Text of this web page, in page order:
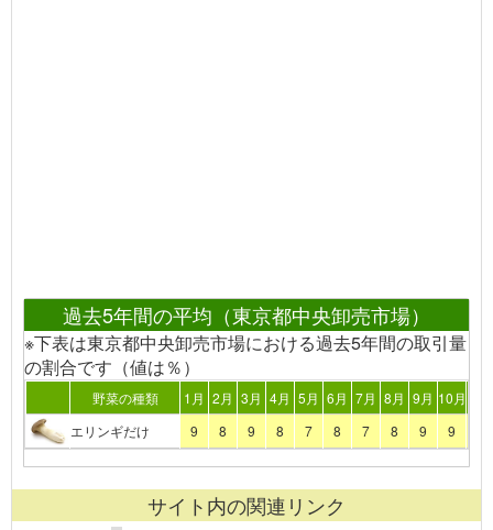
過去5年間の平均（東京都中央卸売市場）
※下表は東京都中央卸売市場における過去5年間の取引量
の割合です（値は％）
野菜の種類 1月 2月 3月 4月 5月 6月 7月 8月 9月 10月
エリンギだけ
9 8 9 8 7 8 7 8 9 9
サイト内の関連リンク